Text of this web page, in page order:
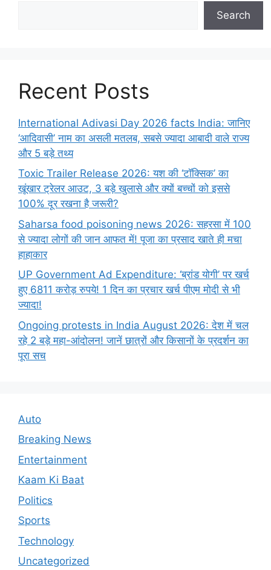
Search
Recent Posts
International Adivasi Day 2026 facts India: जानिए
‘आदिवासी’ नाम का असली मतलब, सबसे ज्यादा आबादी वाले राज्य
और 5 बड़े तथ्य
Toxic Trailer Release 2026: यश की ‘टॉक्सिक’ का
खूंखार ट्रेलर आउट, 3 बड़े खुलासे और क्यों बच्चों को इससे
100% दूर रखना है जरूरी?
Saharsa food poisoning news 2026: सहरसा में 100
से ज्यादा लोगों की जान आफत में! पूजा का प्रसाद खाते ही मचा
हाहाकार
UP Government Ad Expenditure: ‘ब्रांड योगी’ पर खर्च
हुए 6811 करोड़ रुपये! 1 दिन का प्रचार खर्च पीएम मोदी से भी
ज्यादा!
Ongoing protests in India August 2026: देश में चल
रहे 2 बड़े महा-आंदोलन! जानें छात्रों और किसानों के प्रदर्शन का
पूरा सच
Auto
Breaking News
Entertainment
Kaam Ki Baat
Politics
Sports
Technology
Uncategorized